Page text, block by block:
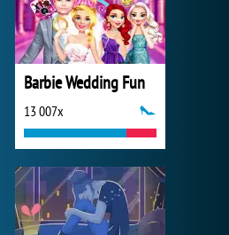
Barbie Wedding Fun
13 007x